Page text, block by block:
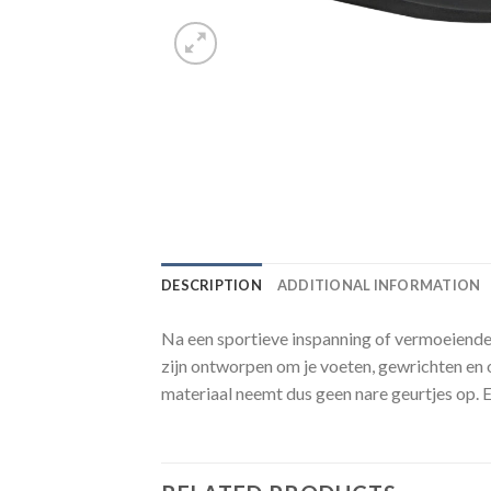
DESCRIPTION ADDITIONAL INFORMATION
Na een sportieve inspanning of
zijn ontworpen om je voeten, gewrichten
materiaal neemt dus geen nare geurtjes op.